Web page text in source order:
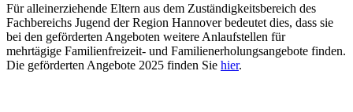
Für alleinerziehende Eltern aus dem Zuständigkeitsbereich des
Fachbereichs Jugend der Region Hannover bedeutet dies, dass sie
bei den geförderten Angeboten weitere Anlaufstellen für
mehrtägige Familienfreizeit- und Familienerholungsangebote finden.
Die geförderten Angebote 2025 finden Sie hier.